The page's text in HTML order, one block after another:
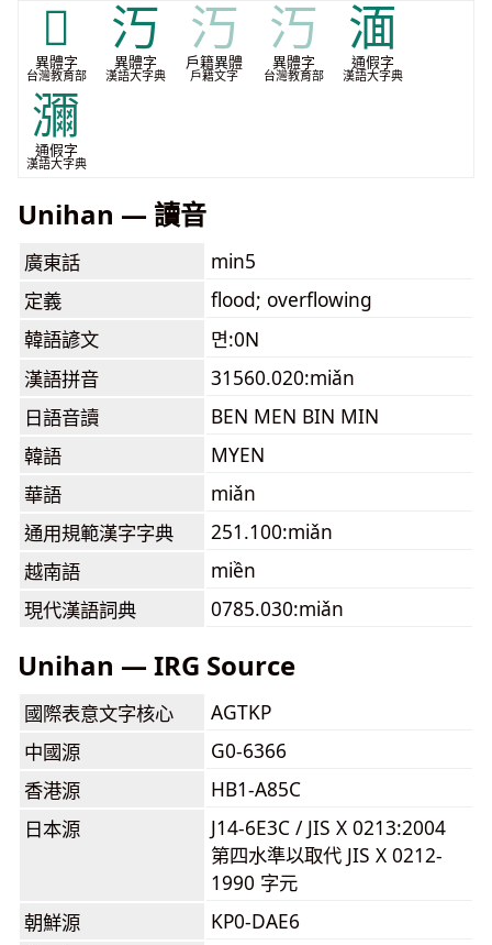
𣱴
異體字
台灣教育部
汅
異體字
漢語大字典
汅
戶籍異體
戶籍文字
汅
異體字
台灣教育部
湎
通假字
漢語大字典
瀰
通假字
漢語大字典
Unihan — 讀音
廣東話
min5
定義
flood; overflowing
韓語諺文
면:0N
漢語拼音
31560.020:miǎn
日語音讀
BEN MEN BIN MIN
韓語
MYEN
華語
miǎn
通用規範漢字字典
251.100:miǎn
越南語
miền
現代漢語詞典
0785.030:miǎn
Unihan — IRG Source
國際表意文字核心
AGTKP
中國源
G0-6366
香港源
HB1-A85C
日本源
J14-6E3C / JIS X 0213:2004
第四水準以取代 JIS X 0212-
1990 字元
朝鮮源
KP0-DAE6